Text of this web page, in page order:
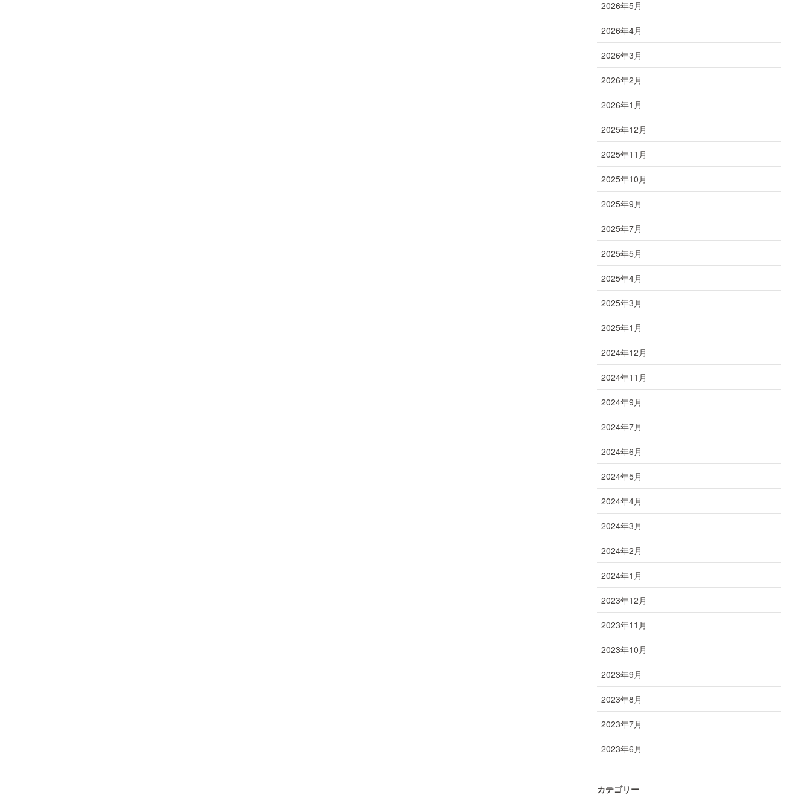
2026年5月
2026年4月
2026年3月
2026年2月
2026年1月
2025年12月
2025年11月
2025年10月
2025年9月
2025年7月
2025年5月
2025年4月
2025年3月
2025年1月
2024年12月
2024年11月
2024年9月
2024年7月
2024年6月
2024年5月
2024年4月
2024年3月
2024年2月
2024年1月
2023年12月
2023年11月
2023年10月
2023年9月
2023年8月
2023年7月
2023年6月
カテゴリー